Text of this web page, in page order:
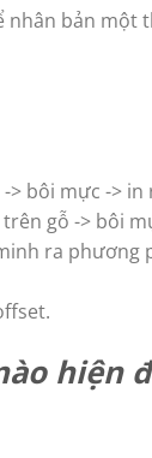
bản
bôi mực -> in
gỗ -> bôi
ra
hiện